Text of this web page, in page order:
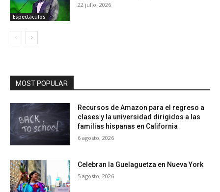
Espectáculos
22 julio, 2026
MOST POPULAR
Recursos de Amazon para el regreso a
clases y la universidad dirigidos a las
familias hispanas en California
6 agosto, 2026
Celebran la Guelaguetza en Nueva York
5 agosto, 2026